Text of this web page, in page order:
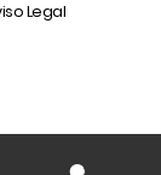
Legal